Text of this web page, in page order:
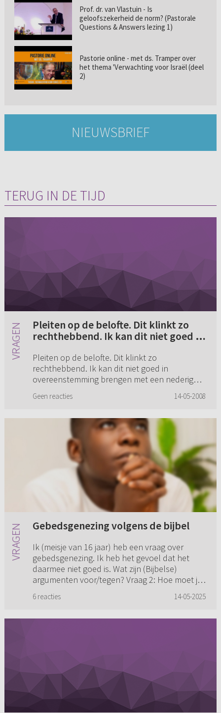
Prof. dr. van Vlastuin - Is
geloofszekerheid de norm? (Pastorale
Questions & Answers lezing 1)
Pastorie online - met ds. Tramper over
het thema 'Verwachting voor Israël (deel
2)
NIEUWSBRIEF
TERUG IN DE TIJD
Pleiten op de belofte. Dit klinkt zo
rechthebbend. Ik kan dit niet goed in
nederige, ootmoedige gestalte. Het
is net alsof God iets aan de pleiter
verplicht is (...)
Pleiten op de belofte. Dit klinkt zo
rechthebbend. Ik kan dit niet goed in
overeenstemming brengen met een nederige,
aan de pleiter verplicht is. Graag z...
Geen reacties 14-05-2008
Gebedsgenezing volgens de bijbel
Ik (meisje van 16 jaar) heb een vraag over
gebedsgenezing. Ik heb het gevoel dat het
daarmee niet goed is. Wat zijn (Bijbelse)
argumenten voor/tegen? Vraag 2: Hoe moet je
6 reacties 14-05-2025